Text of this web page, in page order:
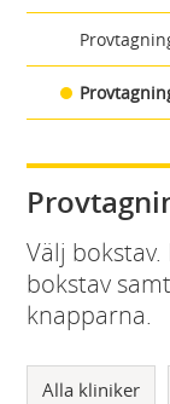
Välj
bokstav
knapparna.
Alla kliniker